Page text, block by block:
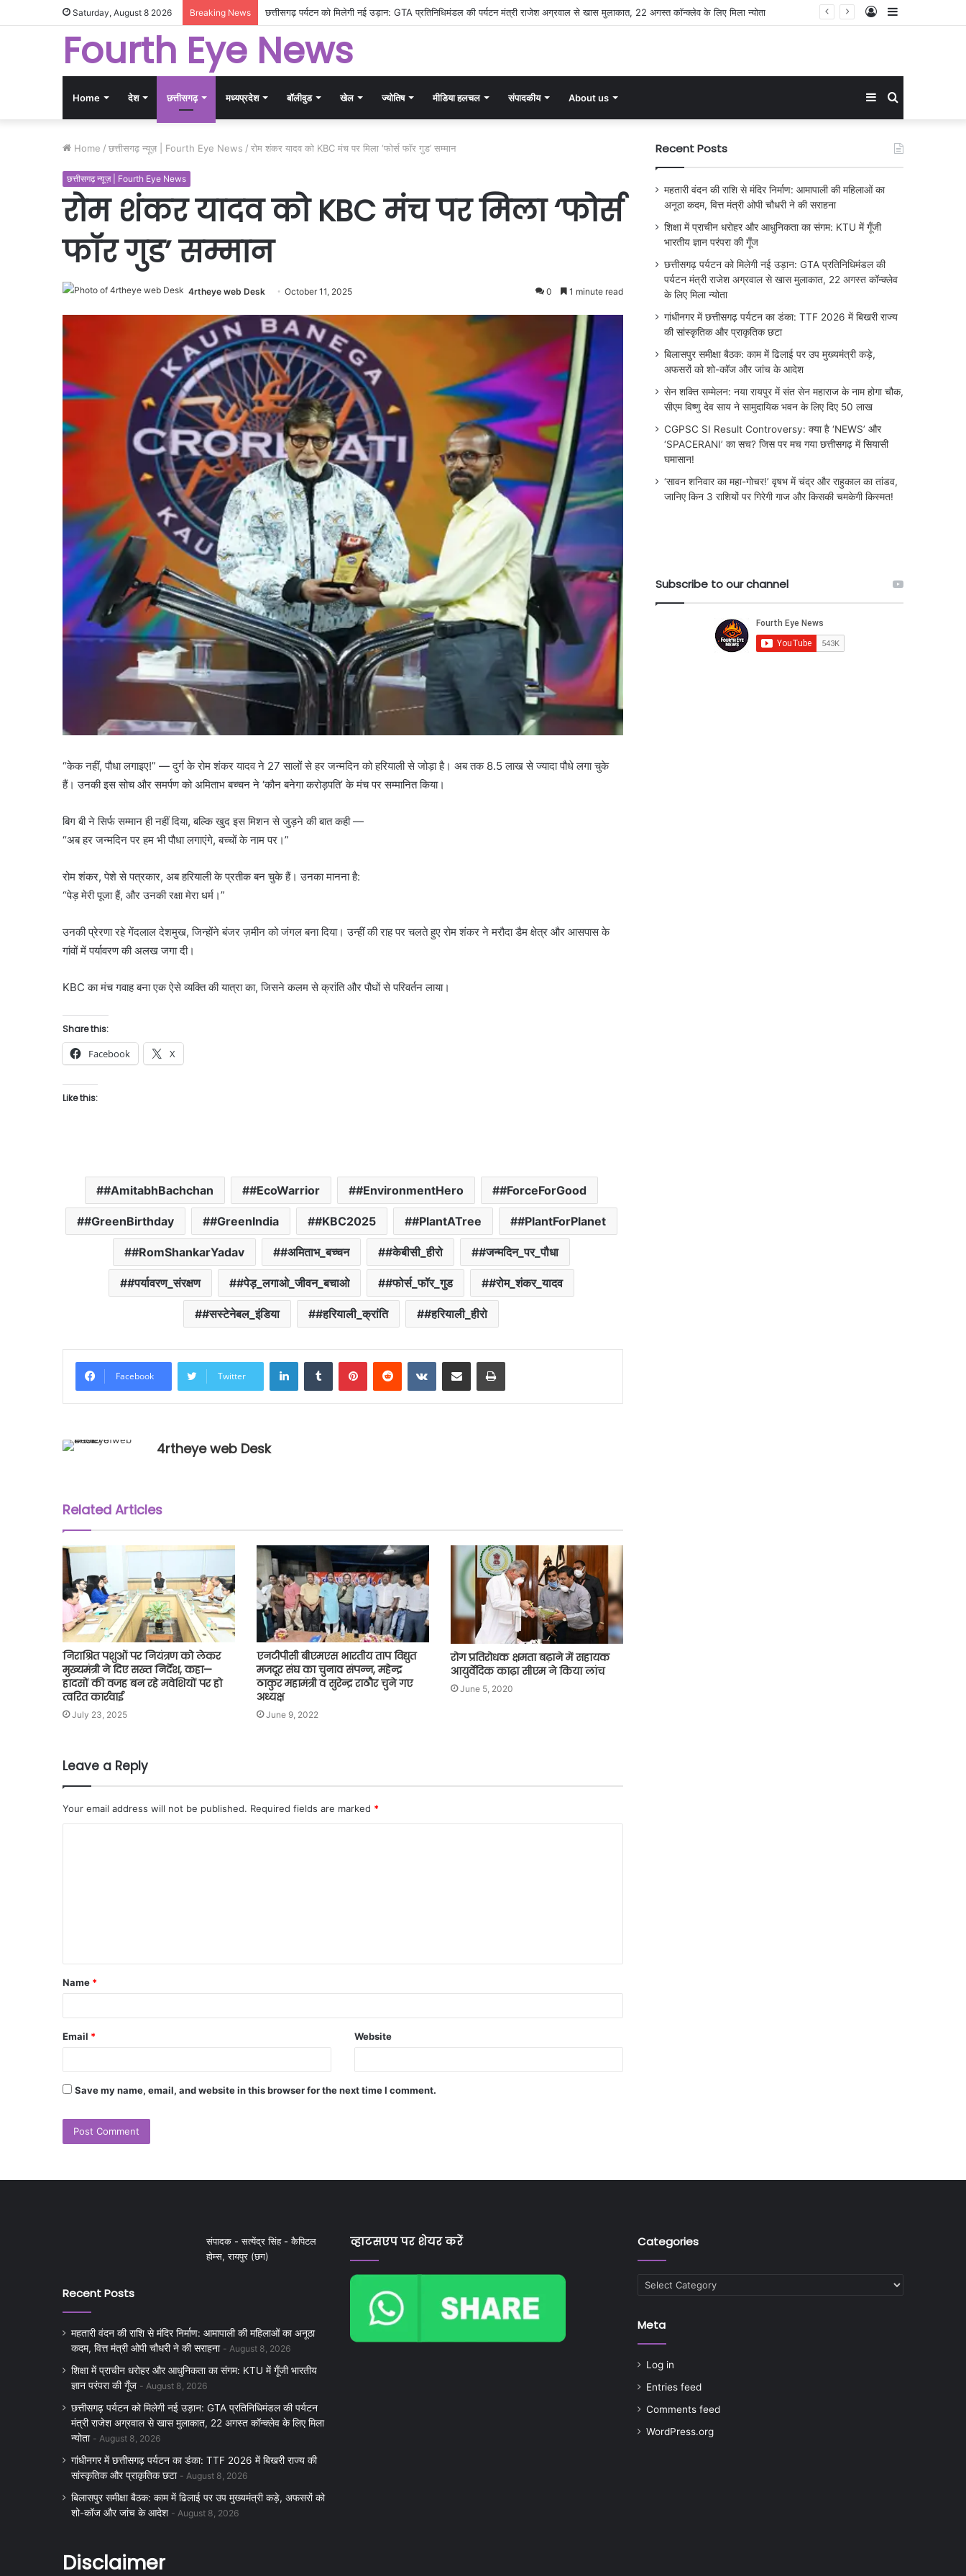
Saturday, August 8 2026 Breaking News गांधीनगर में छत्तीसगढ़ पर्यटन का डंका: TTF 2026 में बिखरी राज्य की सांस्कृतिक और प्राकृतिक छटा Sidebar
Log
Fourth Eye News
Home देश छत्तीसगढ़ मध्यप्रदेश बॉलीवुड खेल ज्योतिष मीडिया हलचल संपादकीय About us Search
for
Sidebar
Home / छत्तीसगढ़ न्यूज़ | Fourth Eye News / रोम शंकर यादव को KBC मंच पर मिला ‘फोर्स फॉर गुड’ सम्मान
छत्तीसगढ़ न्यूज़ | Fourth Eye News
रोम शंकर यादव को KBC मंच पर मिला ‘फोर्स
फॉर गुड’ सम्मान
4rtheye web Desk October 11, 2025 0 1 minute read
“केक नहीं, पौधा लगाइए!” — दुर्ग के रोम शंकर यादव ने 27 सालों से हर जन्मदिन को हरियाली से जोड़ा है। अब तक 8.5 लाख से ज्यादा पौधे लगा चुके
हैं। उनकी इस सोच और समर्पण को अमिताभ बच्चन ने ‘कौन बनेगा करोड़पति’ के मंच पर सम्मानित किया।
बिग बी ने सिर्फ सम्मान ही नहीं दिया, बल्कि खुद इस मिशन से जुड़ने की बात कही —
“अब हर जन्मदिन पर हम भी पौधा लगाएंगे, बच्चों के नाम पर।”
रोम शंकर, पेशे से पत्रकार, अब हरियाली के प्रतीक बन चुके हैं। उनका मानना है:
“पेड़ मेरी पूजा हैं, और उनकी रक्षा मेरा धर्म।”
उनकी प्रेरणा रहे गेंदलाल देशमुख, जिन्होंने बंजर ज़मीन को जंगल बना दिया। उन्हीं की राह पर चलते हुए रोम शंकर ने मरौदा डैम क्षेत्र और आसपास के
गांवों में पर्यावरण की अलख जगा दी।
KBC का मंच गवाह बना एक ऐसे व्यक्ति की यात्रा का, जिसने कलम से क्रांति और पौधों से परिवर्तन लाया।
Share this:
Facebook X
Like this:
#AmitabhBachchan #EcoWarrior #EnvironmentHero #ForceForGood
#GreenBirthday #GreenIndia #KBC2025 #PlantATree #PlantForPlanet
#RomShankarYadav #अमिताभ_बच्चन #केबीसी_हीरो #जन्मदिन_पर_पौधा
#पर्यावरण_संरक्षण #पेड़_लगाओ_जीवन_बचाओ #फोर्स_फॉर_गुड #रोम_शंकर_यादव
#सस्टेनेबल_इंडिया #हरियाली_क्रांति #हरियाली_हीरो
Facebook Twitter
LinkedInTumblr PinterestReddit VKontakteShare via Email Print
4rtheye web Desk
Related Articles
निराश्रित पशुओं पर नियंत्रण को लेकर
मुख्यमंत्री ने दिए सख्त निर्देश, कहा—
हादसों की वजह बन रहे मवेशियों पर हो
त्वरित कार्रवाई
July 23, 2025
एनटीपीसी बीएमएस भारतीय ताप विद्युत
मजदूर संघ का चुनाव संपन्न, महेन्द्र
ठाकुर महामंत्री व सुरेन्द्र राठौर चुने गए
अध्यक्ष
June 9, 2022
रोग प्रतिरोधक क्षमता बढ़ाने में सहायक
आयुर्वेदिक काढ़ा सीएम ने किया लांच
June 5, 2020
Leave a Reply
Your email address will not be published. Required fields are marked *
Name *
Email * Website
Save my name, email, and website in this browser for the next time I comment.
Recent Posts
महतारी वंदन की राशि से मंदिर निर्माण: आमापाली की महिलाओं का
अनूठा कदम, वित्त मंत्री ओपी चौधरी ने की सराहना
शिक्षा में प्राचीन धरोहर और आधुनिकता का संगम: KTU में गूँजी
भारतीय ज्ञान परंपरा की गूँज
छत्तीसगढ़ पर्यटन को मिलेगी नई उड़ान: GTA प्रतिनिधिमंडल की
पर्यटन मंत्री राजेश अग्रवाल से खास मुलाकात, 22 अगस्त कॉन्क्लेव
के लिए मिला न्योता
गांधीनगर में छत्तीसगढ़ पर्यटन का डंका: TTF 2026 में बिखरी राज्य
की सांस्कृतिक और प्राकृतिक छटा
बिलासपुर समीक्षा बैठक: काम में ढिलाई पर उप मुख्यमंत्री कड़े,
अफसरों को शो-कॉज और जांच के आदेश
सेन शक्ति सम्मेलन: नया रायपुर में संत सेन महाराज के नाम होगा चौक,
सीएम विष्णु देव साय ने सामुदायिक भवन के लिए दिए 50 लाख
CGPSC SI Result Controversy: क्या है ‘NEWS’ और
‘SPACERANI’ का सच? जिस पर मच गया छत्तीसगढ़ में सियासी
घमासान!
‘सावन शनिवार का महा-गोचर!’ वृषभ में चंद्र और राहुकाल का तांडव,
जानिए किन 3 राशियों पर गिरेगी गाज और किसकी चमकेगी किस्मत!
Subscribe to our channel
संपादक - सत्येंद्र सिंह - कैपिटल
होम्स, रायपुर (छग)
Recent Posts
महतारी वंदन की राशि से मंदिर निर्माण: आमापाली की महिलाओं का अनूठा
कदम, वित्त मंत्री ओपी चौधरी ने की सराहना
August 8, 2026
शिक्षा में प्राचीन धरोहर और आधुनिकता का संगम: KTU में गूँजी भारतीय
ज्ञान परंपरा की गूँज
August 8, 2026
छत्तीसगढ़ पर्यटन को मिलेगी नई उड़ान: GTA प्रतिनिधिमंडल की पर्यटन
मंत्री राजेश अग्रवाल से खास मुलाकात, 22 अगस्त कॉन्क्लेव के लिए मिला
न्योता
August 8, 2026
गांधीनगर में छत्तीसगढ़ पर्यटन का डंका: TTF 2026 में बिखरी राज्य की
सांस्कृतिक और प्राकृतिक छटा
August 8, 2026
बिलासपुर समीक्षा बैठक: काम में ढिलाई पर उप मुख्यमंत्री कड़े, अफसरों को
शो-कॉज और जांच के आदेश
August 8, 2026
व्हाटसएप पर शेयर करें Categories
Categories
Meta
Log in
Entries feed
Comments feed
WordPress.org
Disclaimer